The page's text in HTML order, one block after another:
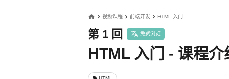
home 视频课程 前端开发 HTML 入门
第 1 回 免费浏览
HTML 入门 - 课程介